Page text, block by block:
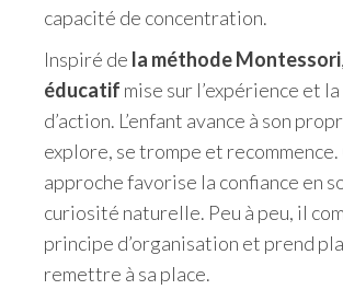
capacité de concentration.
Inspiré de la méthode Montessori
éducatif mise sur l’expérience et
d’action. L’enfant avance à son
explore, se trompe et
approche favorise la confiance en
curiosité naturelle. Peu à peu, il
principe d’organisation et prend
remettre à sa place.